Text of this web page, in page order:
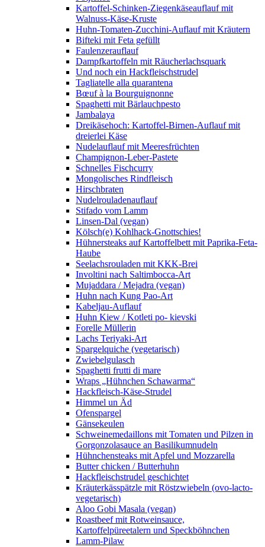
Kartoffel-Schinken-Ziegenkäseauflauf mit
Walnuss-Käse-Kruste
Huhn-Tomaten-Zucchini-Auflauf mit Kräutern
Bifteki mit Feta gefüllt
Faulenzerauflauf
Dampfkartoffeln mit Räucherlachsquark
Und noch ein Hackfleischstrudel
Tagliatelle alla quarantena
Bœuf à la Bourguignonne
Spaghetti mit Bärlauchpesto
Jambalaya
Dreikäsehoch: Kartoffel-Birnen-Auflauf mit
dreierlei Käse
Nudelauflauf mit Meeresfrüchten
Champignon-Leber-Pastete
Schnelles Fischcurry
Mongolisches Rindfleisch
Hirschbraten
Nudelrouladenauflauf
Stifado vom Lamm
Linsen-Dal (vegan)
Kölsch(e) Kohlhack-Gnottschies!
Hühnersteaks auf Kartoffelbett mit Paprika-Feta-
Haube
Seelachsrouladen mit KKK-Brei
Involtini nach Saltimbocca-Art
Mujaddara / Mejadra (vegan)
Huhn nach Kung Pao-Art
Kabeljau-Auflauf
Huhn Kiew / Kotleti po- kievski
Forelle Müllerin
Lachs Teriyaki-Art
Spargelquiche (vegetarisch)
Zwiebelgulasch
Spaghetti frutti di mare
Wraps „Hühnchen Schawarma“
Hackfleisch-Käse-Strudel
Himmel un Äd
Ofenspargel
Gänsekeulen
Schweinemedaillons mit Tomaten und Pilzen in
Gorgonzolasauce an Basilikumnudeln
Hühnchensteaks mit Apfel und Mozzarella
Butter chicken / Butterhuhn
Hackfleischstrudel geschichtet
Kräuterkässpätzle mit Röstzwiebeln (ovo-lacto-
vegetarisch)
Aloo Gobi Masala (vegan)
Roastbeef mit Rotweinsauce,
Kartoffelpüreetalern und Speckböhnchen
Lamm-Pilaw